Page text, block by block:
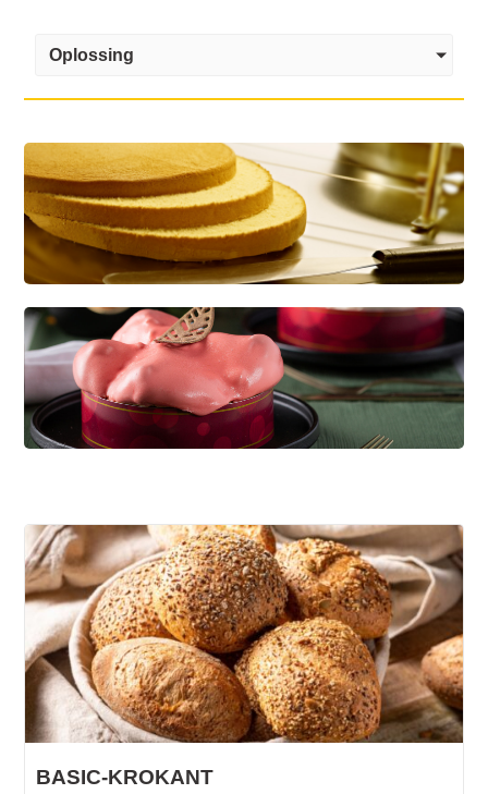
Oplossing
CREDI KAPSEL
Dé basis voor diverse soorten gebak
Licht, luchtig en eiwitrijk broodje op basis van
kwark!
BASIC-KROKANT